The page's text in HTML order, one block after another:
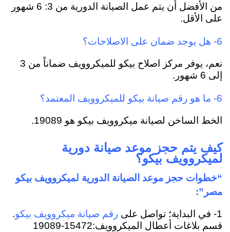
من الأفضل أن يتم عمل الصيانة الدورية من 3: 6 شهور
على الأقل.
6- هل يوجد ضمان على الاصلاحات؟
نعم، يوفر مركز اصلاح بيكو للميكروويف ضماناً من 3
إلى 6 شهور.
6- ما هو رقم صيانة بيكو للميكروويف المعتمد؟
الخط الساخن لصيانة ميكروويف بيكو هو 19089.
كيف يتم حجز موعد صيانة دورية
لميكروويف بيكو؟
“خطوات حجز موعد الصيانة الدورية لميكروويف بيكو
مصر”:
1- في البداية؛ تواصل على رقم صيانة ميكروويف بيكو.
قسم بلاغات أعطال الميكروويف:15472-19089